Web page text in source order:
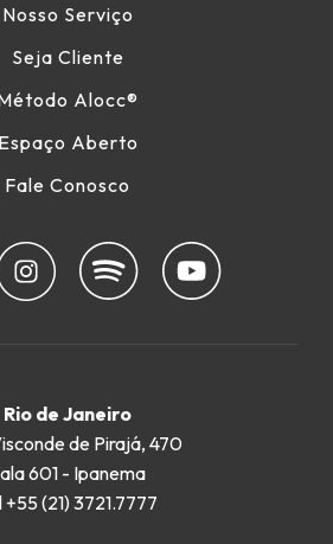
Nosso Serviço
Seja Cliente
Alocc®
Espaço Aberto
Fale Conosco
Rio de Janeiro
de Pirajá, 470
601 - Ipanema
+55 (21) 3721.7777